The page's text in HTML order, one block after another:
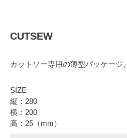
CUTSEW
カットソー専用の薄型パッケージ。
SIZE
縦：280
横：200
高：25（mm）